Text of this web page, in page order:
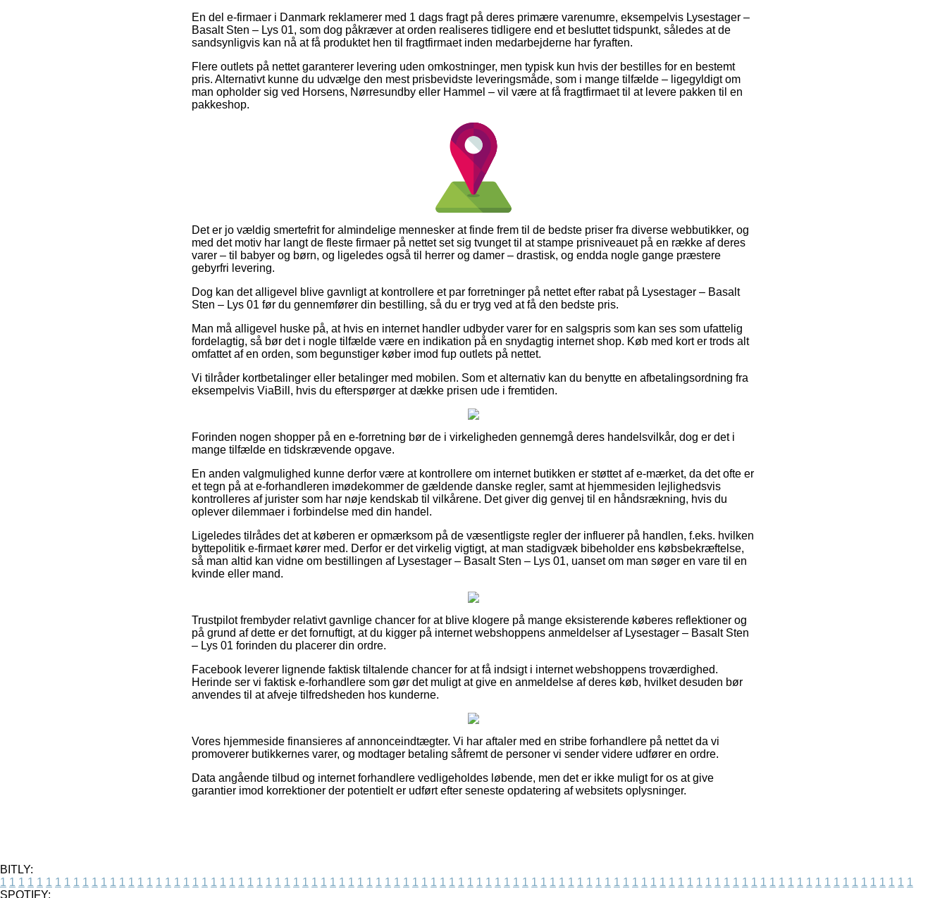
En del e-firmaer i Danmark reklamerer med 1 dags fragt på deres primære varenumre, eksempelvis Lysestager –
Basalt Sten – Lys 01, som dog påkræver at orden realiseres tidligere end et besluttet tidspunkt, således at de
sandsynligvis kan nå at få produktet hen til fragtfirmaet inden medarbejderne har fyraften.
Flere outlets på nettet garanterer levering uden omkostninger, men typisk kun hvis der bestilles for en bestemt
pris. Alternativt kunne du udvælge den mest prisbevidste leveringsmåde, som i mange tilfælde – ligegyldigt om
man opholder sig ved Horsens, Nørresundby eller Hammel – vil være at få fragtfirmaet til at levere pakken til en
pakkeshop.
Det er jo vældig smertefrit for almindelige mennesker at finde frem til de bedste priser fra diverse webbutikker, og
med det motiv har langt de fleste firmaer på nettet set sig tvunget til at stampe prisniveauet på en række af deres
varer – til babyer og børn, og ligeledes også til herrer og damer – drastisk, og endda nogle gange præstere
gebyrfri levering.
Dog kan det alligevel blive gavnligt at kontrollere et par forretninger på nettet efter rabat på Lysestager – Basalt
Sten – Lys 01 før du gennemfører din bestilling, så du er tryg ved at få den bedste pris.
Man må alligevel huske på, at hvis en internet handler udbyder varer for en salgspris som kan ses som ufattelig
fordelagtig, så bør det i nogle tilfælde være en indikation på en snydagtig internet shop. Køb med kort er trods alt
omfattet af en orden, som begunstiger køber imod fup outlets på nettet.
Vi tilråder kortbetalinger eller betalinger med mobilen. Som et alternativ kan du benytte en afbetalingsordning fra
eksempelvis ViaBill, hvis du efterspørger at dække prisen ude i fremtiden.
Forinden nogen shopper på en e-forretning bør de i virkeligheden gennemgå deres handelsvilkår, dog er det i
mange tilfælde en tidskrævende opgave.
En anden valgmulighed kunne derfor være at kontrollere om internet butikken er støttet af e-mærket, da det ofte er
et tegn på at e-forhandleren imødekommer de gældende danske regler, samt at hjemmesiden lejlighedsvis
kontrolleres af jurister som har nøje kendskab til vilkårene. Det giver dig genvej til en håndsrækning, hvis du
oplever dilemmaer i forbindelse med din handel.
Ligeledes tilrådes det at køberen er opmærksom på de væsentligste regler der influerer på handlen, f.eks. hvilken
byttepolitik e-firmaet kører med. Derfor er det virkelig vigtigt, at man stadigvæk bibeholder ens købsbekræftelse,
så man altid kan vidne om bestillingen af Lysestager – Basalt Sten – Lys 01, uanset om man søger en vare til en
kvinde eller mand.
Trustpilot frembyder relativt gavnlige chancer for at blive klogere på mange eksisterende køberes reflektioner og
på grund af dette er det fornuftigt, at du kigger på internet webshoppens anmeldelser af Lysestager – Basalt Sten
– Lys 01 forinden du placerer din ordre.
Facebook leverer lignende faktisk tiltalende chancer for at få indsigt i internet webshoppens troværdighed.
Herinde ser vi faktisk e-forhandlere som gør det muligt at give en anmeldelse af deres køb, hvilket desuden bør
anvendes til at afveje tilfredsheden hos kunderne.
Vores hjemmeside finansieres af annonceindtægter. Vi har aftaler med en stribe forhandlere på nettet da vi
promoverer butikkernes varer, og modtager betaling såfremt de personer vi sender videre udfører en ordre.
Data angående tilbud og internet forhandlere vedligeholdes løbende, men det er ikke muligt for os at give
garantier imod korrektioner der potentielt er udført efter seneste opdatering af websitets oplysninger.
BITLY:
1 1 1 1 1 1 1 1 1 1 1 1 1 1 1 1 1 1 1 1 1 1 1 1 1 1 1 1 1 1 1 1 1 1 1 1 1 1 1 1 1 1 1 1 1 1 1 1 1 1 1 1 1 1 1 1 1 1 1 1 1 1 1 1 1 1 1 1 1 1 1 1 1 1 1 1 1 1 1 1 1 1 1 1 1 1 1 1 1 1 1 1 1 1 1 1 1 1 1 1
SPOTIFY: